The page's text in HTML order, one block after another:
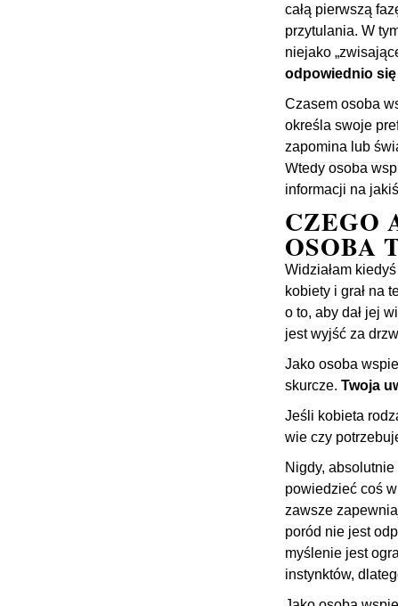
całą pierwszą
przytulania. W
niejako
odpowiednio się
Czasem osoba
określa swoje
zapomina lub
Wtedy osoba
informacji na
CZEGO
OSOBA
Widziałam
kobiety i grał na
o to, aby dał jej
jest wyjść za
Jako osoba
skurcze. Twoja
Jeśli kobieta
wie czy
Nigdy,
powiedzieć coś
zawsze
poród nie jest
myślenie jest
instynktów,